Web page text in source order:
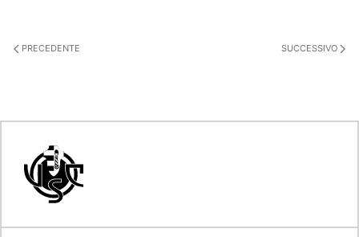
PRECEDENTE SUCCESSIVO